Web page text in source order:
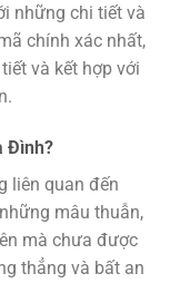
những chi tiết và
chính xác nhất,
và kết hợp với
Đình?
liên quan đến
mâu thuẫn,
mà chưa được
thẳng và bất an